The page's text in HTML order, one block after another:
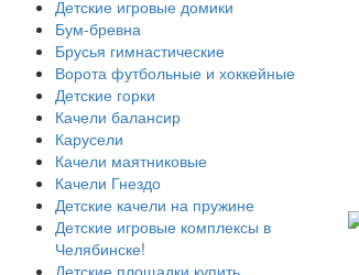
Детские игровые домики
Бум-бревна
Брусья гимнастические
Ворота футбольные и хоккейные
Детские горки
Качели балансир
Карусели
Качели маятниковые
Качели Гнездо
Детские качели на пружине
Детские игровые комплексы в
Челябинске!
Детские площадки купить